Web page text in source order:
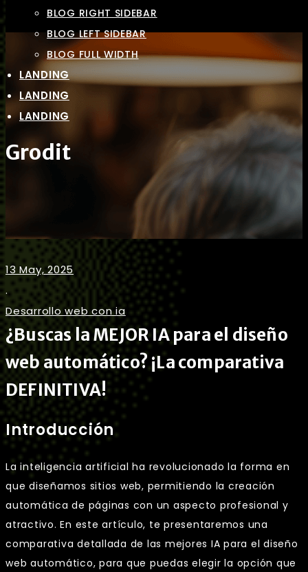
BLOG RIGHT SIDEBAR
BLOG LEFT SIDEBAR
BLOG FULL WIDTH
LANDING
LANDING
LANDING
Grodit
13 May, 2025
.
Desarrollo web con ia
¿Buscas la MEJOR IA para el diseño
web automático? ¡La comparativa
DEFINITIVA!
Introducción
La inteligencia artificial ha revolucionado la forma en
que diseñamos sitios web, permitiendo la creación
automática de páginas con un aspecto profesional y
atractivo. En este artículo, te presentaremos una
comparativa detallada de las mejores IA para el diseño
web automático, para que puedas elegir la opción que